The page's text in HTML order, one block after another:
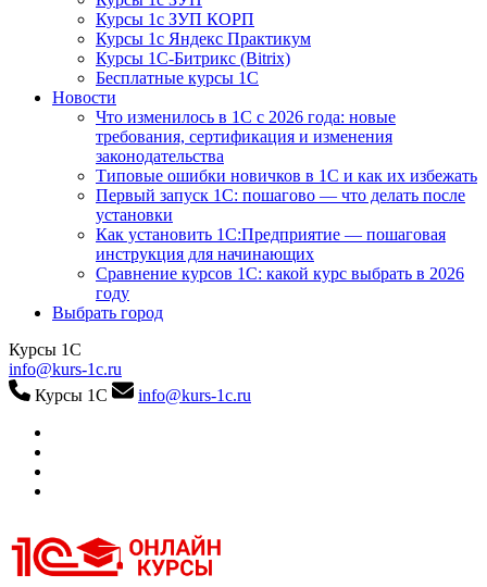
Курсы 1с ЗУП КОРП
Курсы 1с Яндекс Практикум
Курсы 1С-Битрикс (Bitrix)
Бесплатные курсы 1С
Новости
Что изменилось в 1С с 2026 года: новые
требования, сертификация и изменения
законодательства
Типовые ошибки новичков в 1С и как их избежать
Первый запуск 1С: пошагово — что делать после
установки
Как установить 1С:Предприятие — пошаговая
инструкция для начинающих
Сравнение курсов 1С: какой курс выбрать в 2026
году
Выбрать город
Курсы 1С
info@kurs-1c.ru
Курсы 1С
info@kurs-1c.ru